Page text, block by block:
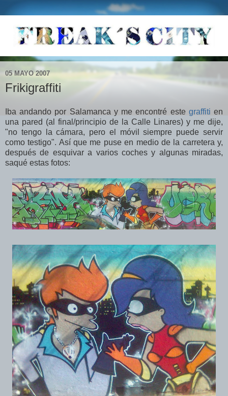
05 MAYO 2007
Frikigraffiti
Iba andando por Salamanca y me encontré este graffiti en
una pared (al final/principio de la Calle Linares) y me dije,
"no tengo la cámara, pero el móvil siempre puede servir
como testigo". Así que me puse en medio de la carretera y,
después de esquivar a varios coches y algunas miradas,
saqué estas fotos: